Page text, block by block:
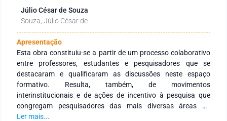
Júlio César de Souza
Souza, Júlio César de
Apresentação
Esta obra constituiu-se a partir de um processo colaborativo
entre professores, estudantes e pesquisadores que se
destacaram e qualificaram as discussões neste espaço
formativo. Resulta, também, de movimentos
interinstitucionais e de ações de incentivo à pesquisa que
congregam pesquisadores das mais diversas áreas do
conhecimento e de diferentes Instituições de Educação
Ler mais...